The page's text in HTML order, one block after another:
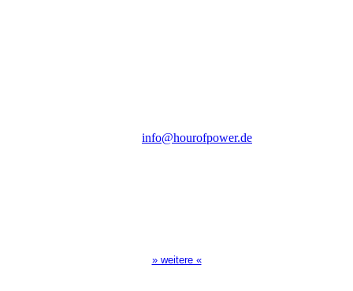
info@hourofpower.de
» weitere «